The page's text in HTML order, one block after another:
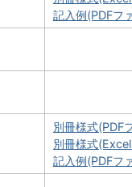
記入例(PDFフ
別冊様式(PDF
別冊様式
記入例(PDFフ